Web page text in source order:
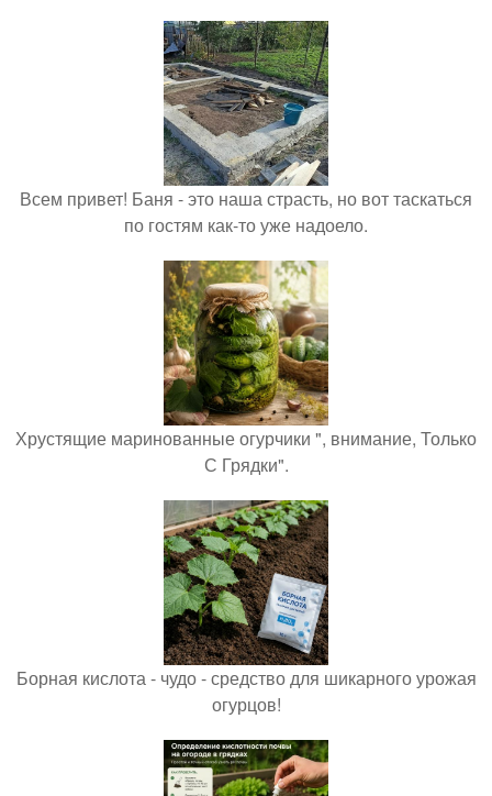
Всем привет! Баня - это наша страсть, но вот таскаться
по гостям как-то уже надоело.
Хрустящие маринованные огурчики ", внимание, Только
С Грядки".
Борная кислота - чудо - средство для шикарного урожая
огурцов!